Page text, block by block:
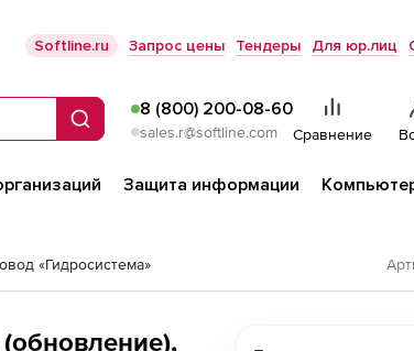
Softline.ru Запрос цены Тендеры Для юр.лиц
Поиск
8 (800) 200-08-60
sales.r@softline.com Сравнение
Защита информации
«Гидросистема»